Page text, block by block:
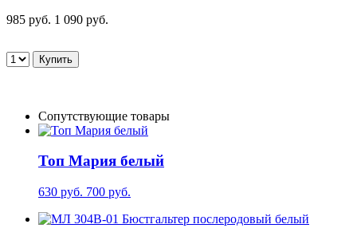
985 руб. 1 090 руб.
Сопутствующие товары
Топ Мария белый
630 руб. 700 руб.